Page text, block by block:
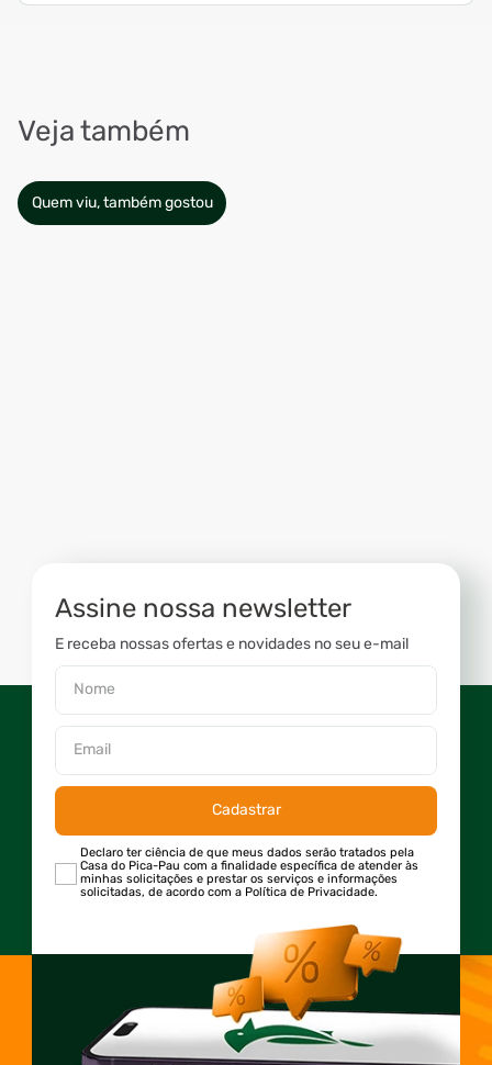
Veja também
Quem viu, também gostou
Assine nossa newsletter
E receba nossas ofertas e novidades no seu e-mail
Cadastrar
Declaro ter ciência de que meus dados serão tratados pela
Casa do Pica-Pau com a finalidade específica de atender às
minhas solicitações e prestar os serviços e informações
solicitadas, de acordo com a Política de Privacidade.